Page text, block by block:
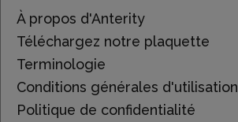
À propos d'Anterity
Téléchargez notre plaquette
Terminologie
Conditions générales d'utilisation
Politique de confidentialité